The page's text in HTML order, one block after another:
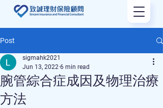
Post
腕管綜合症成因及物理治療
方法
sigmahk2021
Jun 13, 2022 6 min read